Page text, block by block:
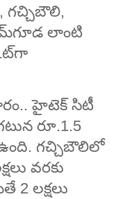
గచ్చిబౌలి,
లాంటి
హైటెక్ సిటీ
రూ.1.5
ఉంది. గచ్చిబౌలిలో
వరకు
లక్షలు